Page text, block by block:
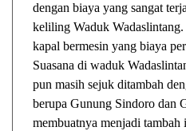
dengan biaya yang sangat
keliling Waduk
kapal bermesin yang biaya
Suasana di waduk
pun masih sejuk ditambah
berupa Gunung Sindoro dan
membuatnya menjadi tambah